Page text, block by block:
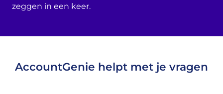
zeggen in een keer.
AccountGenie helpt met je vragen